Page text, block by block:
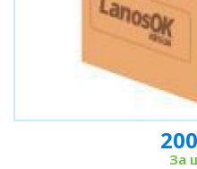
За